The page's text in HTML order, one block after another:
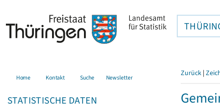
Home Kontakt Suche Newsletter
STATISTISCHE DATEN
Zurück |